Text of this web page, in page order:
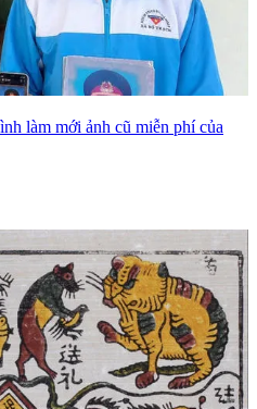
làm mới ảnh cũ miễn phí của